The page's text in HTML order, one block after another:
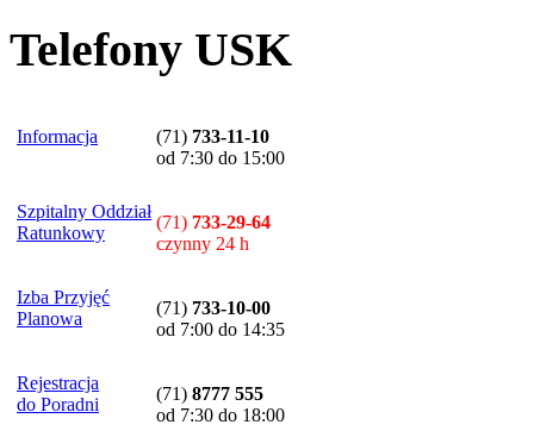
Telefony USK
Informacja (71) 733-11-10
od 7:30 do 15:00
Szpitalny Oddział
Ratunkowy
(71) 733-29-64
czynny 24 h
Izba Przyjęć
Planowa
(71) 733-10-00
od 7:00 do 14:35
Rejestracja
do Poradni
(71) 8777 555
od 7:30 do 18:00